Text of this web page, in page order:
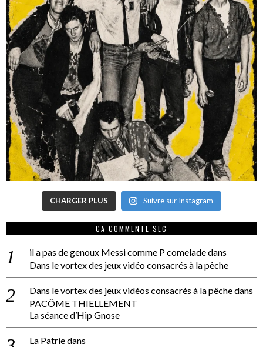
CHARGER PLUS Suivre sur Instagram
CA COMMENTE SEC
il a pas de genoux Messi comme P comeladedans
Dans le vortex des jeux vidéo consacrés à la pêche
Dans le vortex des jeux vidéos consacrés à la pêchedans
PACÔME THIELLEMENT
La séance d’Hip Gnose
La Patriedans